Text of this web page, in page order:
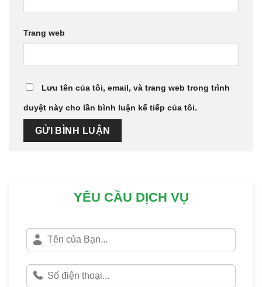
Trang web
Lưu tên của tôi, email, và trang web trong trình
duyệt này cho lần bình luận kế tiếp của tôi.
YÊU CẦU DỊCH VỤ